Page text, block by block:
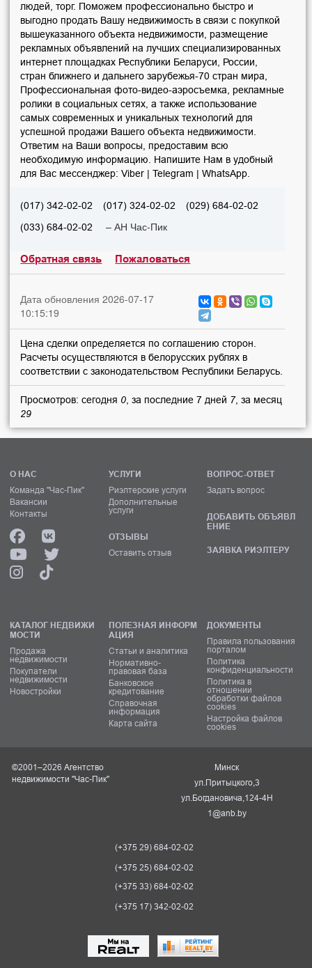
людей, торг. Поможем профессионально быстро и
выгодно продать Вашу недвижимость в связи с покупкой
вышеуказанного объекта недвижимости, размещение
рекламных объявлений на лучших специализированных
интернет площадках Республики Беларуси, России,
стран ближнего и дальнего зарубежья-70 стран мира,
Профессиональная фото-видео-аэросъемка, рекламные
ролики в социальных сетях, а также использование
самых современных и уникальных технологий для
успешной продажи Вашего объекта недвижимости.
Ответим на Ваши вопросы, предоставим всю
необходимую информацию. Напишите Нам в удобный
для Вас мессенджер: Viber | Telegram | WhatsApp.
(017) 342-02-02 (017) 324-02-02
(029) 684-02-02
(033) 684-02-02
– АН Час-Пик
Обратная связь Пожаловаться
Дата обновления 2026-07-17
10:15:19
Цена сделки определяется по соглашению сторон.
Расчеты осуществляются в белорусских рублях в
соответствии с законодательством Республики Беларусь.
Просмотров: сегодня 0, за последние 7 дней 7, за месяц
29
О НАС
Команда "Час-Пик"
Вакансии
Контакты
УСЛУГИ
Риэлтерские услуги
Дополнительные
услуги
ОТЗЫВЫ
Оставить отзыв
ВОПРОС-ОТВЕТ
Задать вопрос
ДОБАВИТЬ ОБЪЯВЛ
ЕНИЕ
ЗАЯВКА РИЭЛТЕРУ
КАТАЛОГ НЕДВИЖИ
МОСТИ
Продажа
недвижимости
Покупатели
недвижимости
Новостройки
ПОЛЕЗНАЯ ИНФОРМ
АЦИЯ
Статьи и аналитика
Нормативно-
правовая база
Банковское
кредитование
Справочная
информация
Карта сайта
ДОКУМЕНТЫ
Правила пользования
порталом
Политика
конфиденциальности
Политика в
отношении
обработки файлов
cookies
Настройка файлов
cookies
©2001–2026 Агентство
недвижимости "Час-Пик"
Минск
ул.Притыцкого,3
ул.Богдановича,124-4Н
1@anb.by
(+375 29) 684-02-02
(+375 25) 684-02-02
(+375 33) 684-02-02
(+375 17) 342-02-02